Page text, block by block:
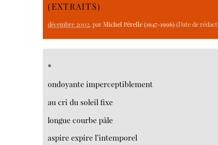
(EXTRAITS)
décembre 2002, parMichel Pérelle (1947-1996)(Date de
*
ondoyante imperceptiblement
au cri du soleil fixe
longue courbe pâle
aspire expire l’intemporel